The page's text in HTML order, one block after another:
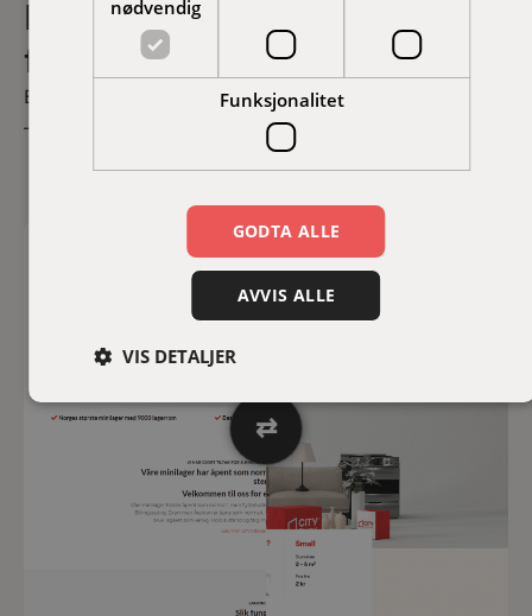
Et designløft som gjør
forskjellen 🎉
En moderne nettside handler om mer enn bare utseende
– det handler om å skape resultater.
⇄
nødvendig
Funksjonalitet
GODTA ALLE
AVVIS ALLE
VIS DETALJER